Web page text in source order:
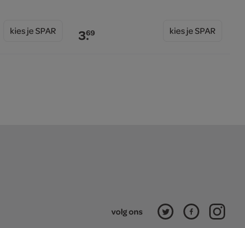
kies je SPAR 3.69 kies je SPAR
volg ons